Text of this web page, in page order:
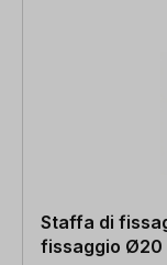
Staffa di
fissaggio Ø20